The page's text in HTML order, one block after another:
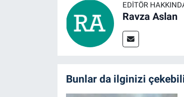
EDITÖR
Ravza Aslan
Bunlar da ilginizi